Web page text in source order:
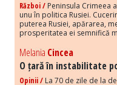
Război / Peninsula Crimeea
unu în politica Rusiei.
puterea Rusiei, apărarea,
prosperitatea ei semnifică
Melania Cincea
O țară în instabilitate
Opinii / La 70 de zile de la